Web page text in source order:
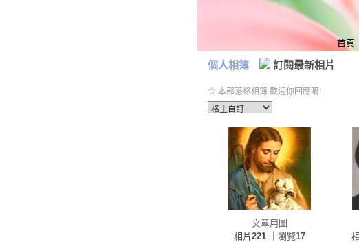
首頁
個人相簿 訂閱最新相片
☆ 本部落格相簿 歡迎你回應唷!
文章用圖
相片 221 ｜瀏覽17